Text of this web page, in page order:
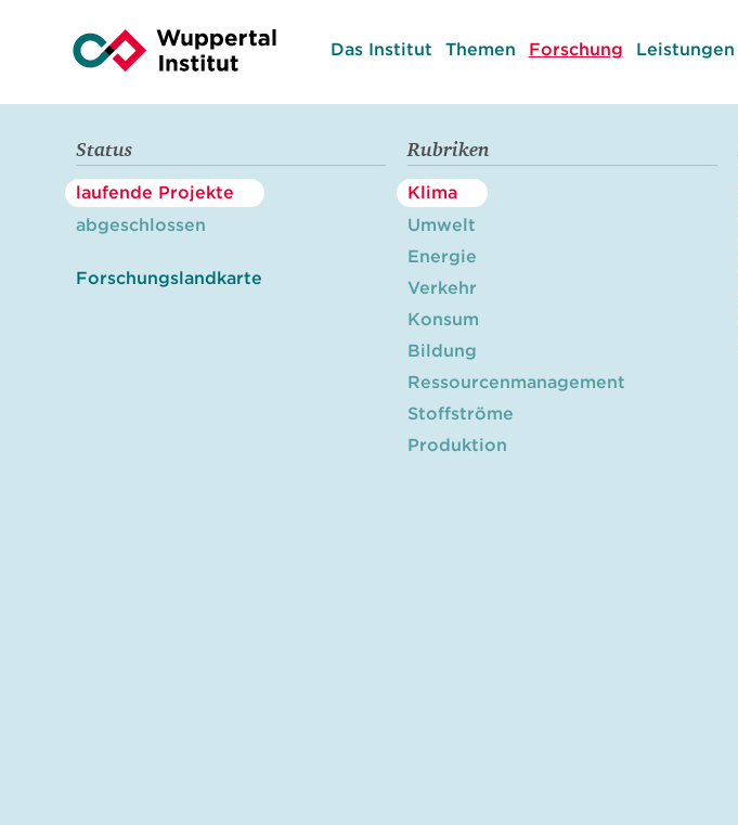
Das Institut Themen Forschung Leistungen
Status
laufende Projekte
abgeschlossen
Forschungslandkarte
Rubriken
Klima
Umwelt
Energie
Verkehr
Konsum
Bildung
Ressourcenmanagement
Stoffströme
Produktion